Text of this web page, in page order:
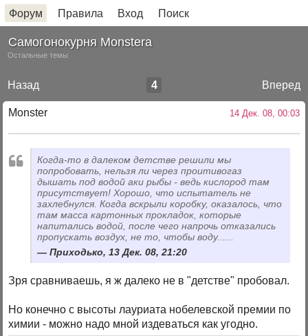
Форум Правила Вход Поиск
Самогонокурня Monstera
Остальные темы
Назад Вперед
4
Monster 14 Дек. 08, 00:03
Когда-то в далеком детстве решили мы
попробовать, нельзя ли через проитивогаз
дышать под водой аки рыбы - ведь кислород там
присутствует! Хорошо, что испытатель не
захлебнулся. Когда вскрыли коробку, оказалось, что
там масса картонных прокладок, которые
напитались водой, после чего напрочь отказались
пропускать воздух, не то, чтобы воду......
Приходько, 13 Дек. 08, 21:20
Зря сравниваешь, я ж далеко не в "детстве" пробовал.
Но конечно с высоты лауриата нобелевской премии по
химии - можно надо мной издеваться как угодно.